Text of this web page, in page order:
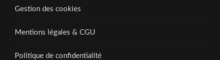
Gestion des cookies
Mentions légales & CGU
Politique de confidentialité